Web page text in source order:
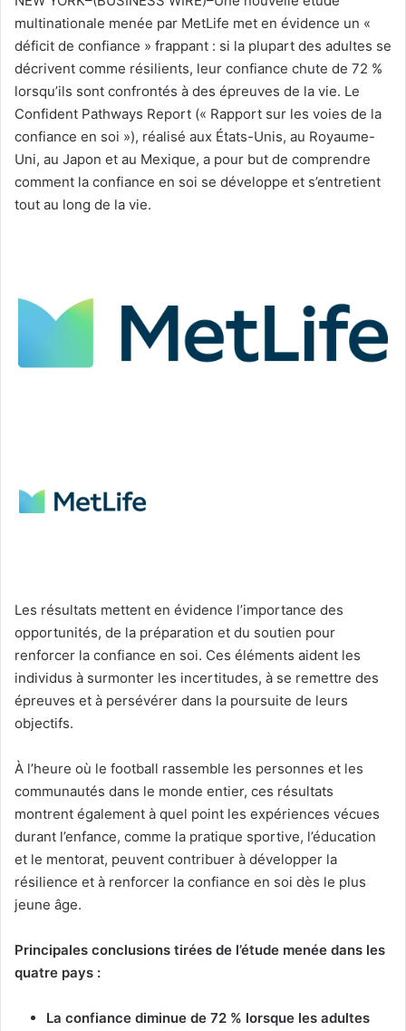
multinationale menée par MetLife met en évidence un «
déficit de confiance » frappant : si la plupart des adultes se
décrivent comme résilients, leur confiance chute de 72 %
lorsqu’ils sont confrontés à des épreuves de la vie. Le
Confident Pathways Report (« Rapport sur les voies de la
confiance en soi »), réalisé aux États-Unis, au Royaume-
Uni, au Japon et au Mexique, a pour but de comprendre
comment la confiance en soi se développe et s’entretient
tout au long de la vie.
Les résultats mettent en évidence l’importance des
opportunités, de la préparation et du soutien pour
renforcer la confiance en soi. Ces éléments aident les
individus à surmonter les incertitudes, à se remettre des
épreuves et à persévérer dans la poursuite de leurs
objectifs.
À l’heure où le football rassemble les personnes et les
communautés dans le monde entier, ces résultats
montrent également à quel point les expériences vécues
durant l’enfance, comme la pratique sportive, l’éducation
et le mentorat, peuvent contribuer à développer la
résilience et à renforcer la confiance en soi dès le plus
jeune âge.
Principales conclusions tirées de l’étude menée dans les
quatre pays :
La confiance diminue de 72 % lorsque les adultes